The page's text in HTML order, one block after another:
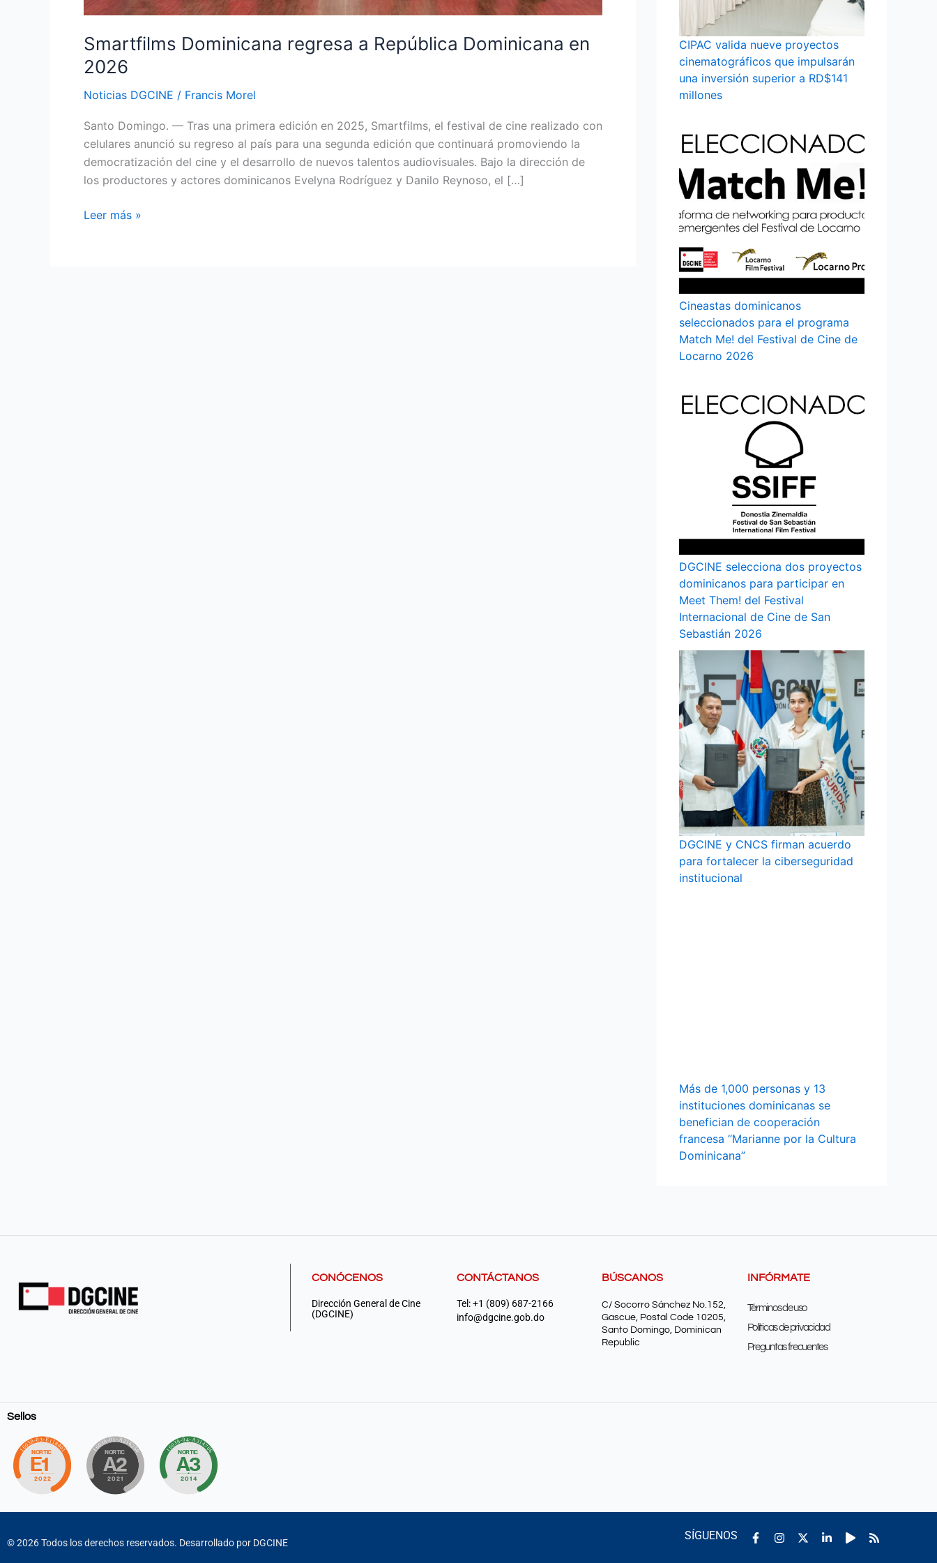
Smartfilms Dominicana regresa a República Dominicana en
2026
Noticias DGCINE / Francis Morel
Santo Domingo. — Tras una primera edición en 2025, Smartfilms, el festival de cine realizado con
celulares anunció su regreso al país para una segunda edición que continuará promoviendo la
democratización del cine y el desarrollo de nuevos talentos audiovisuales. Bajo la dirección de
los productores y actores dominicanos Evelyna Rodríguez y Danilo Reynoso, el […]
Leer más »
CIPAC valida nueve proyectos
cinematográficos que impulsarán
una inversión superior a RD$141
millones
Cineastas dominicanos
seleccionados para el programa
Match Me! del Festival de Cine de
Locarno 2026
DGCINE selecciona dos proyectos
dominicanos para participar en
Meet Them! del Festival
Internacional de Cine de San
Sebastián 2026
DGCINE y CNCS firman acuerdo
para fortalecer la ciberseguridad
institucional
Más de 1,000 personas y 13
instituciones dominicanas se
benefician de cooperación
francesa “Marianne por la Cultura
Dominicana”
CONÓCENOS
Dirección General de Cine
(DGCINE)
CONTÁCTANOS
Tel: +1 (809) 687-2166
info@dgcine.gob.do
BÚSCANOS
C/ Socorro Sánchez No.152,
Gascue, Postal Code 10205,
Santo Domingo, Dominican
Republic
INFÓRMATE
Términos de uso
Políticas de privacidad
Preguntas frecuentes
Sellos
©2026Todos los derechos reservados. Desarrollado por DGCINE
SÍGUENOS
Facebook-
f
InstagramLinkedin-
in
PlayRss